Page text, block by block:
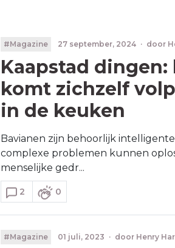
#Magazine 27 september, 2024 · door
Kaapstad dingen:
komt zichzelf
in de keuken
Bavianen zijn behoorlijk
complexe problemen kunnen
menselijke gedr...
2 0
#Magazine 01 juli, 2023 · door Henry